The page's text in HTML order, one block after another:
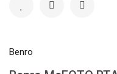
Benro